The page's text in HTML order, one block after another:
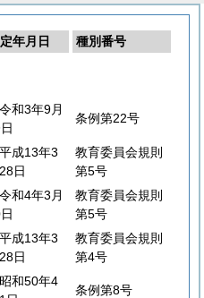
年月日
種別番号
和3年9月
条例第22号
成13年3
日
教育委員会規則
第5号
和4年3月
教育委員会規則
第5号
成13年3
日
教育委員会規則
第4号
和50年4
条例第8号